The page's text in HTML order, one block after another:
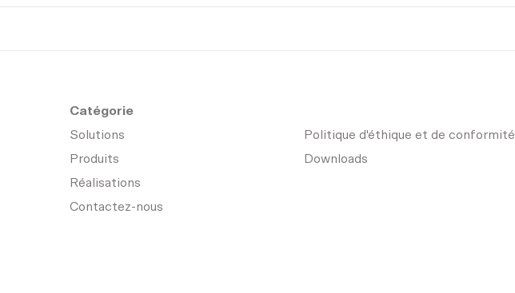
Catégorie
Solutions
Produits
Réalisations
Contactez-nous
Politique d'éthique et de conformité
Downloads